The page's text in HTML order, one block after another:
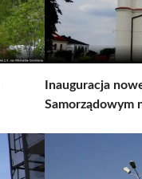
Inauguracja
Samorządowym